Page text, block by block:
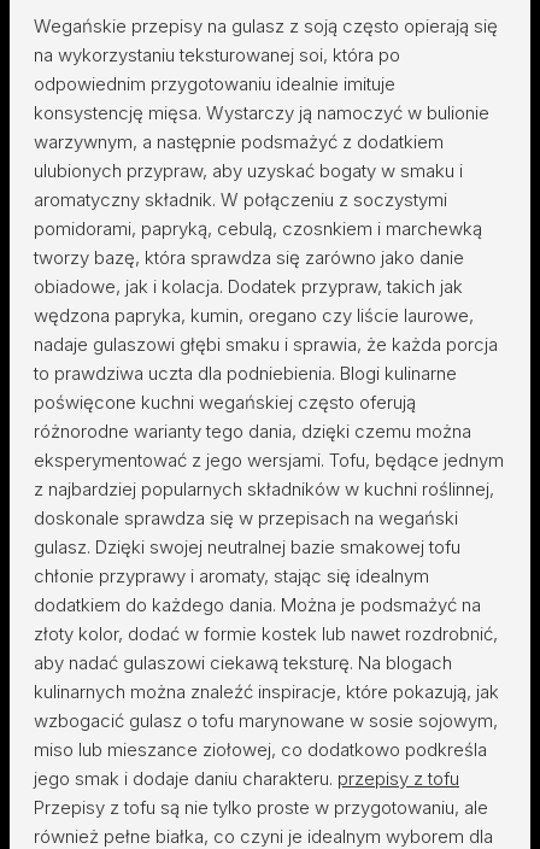
Wegańskie przepisy na gulasz z soją często opierają się
na wykorzystaniu teksturowanej soi, która po
odpowiednim przygotowaniu idealnie imituje
konsystencję mięsa. Wystarczy ją namoczyć w bulionie
warzywnym, a następnie podsmażyć z dodatkiem
ulubionych przypraw, aby uzyskać bogaty w smaku i
aromatyczny składnik. W połączeniu z soczystymi
pomidorami, papryką, cebulą, czosnkiem i marchewką
tworzy bazę, która sprawdza się zarówno jako danie
obiadowe, jak i kolacja. Dodatek przypraw, takich jak
wędzona papryka, kumin, oregano czy liście laurowe,
nadaje gulaszowi głębi smaku i sprawia, że każda porcja
to prawdziwa uczta dla podniebienia. Blogi kulinarne
poświęcone kuchni wegańskiej często oferują
różnorodne warianty tego dania, dzięki czemu można
eksperymentować z jego wersjami. Tofu, będące jednym
z najbardziej popularnych składników w kuchni roślinnej,
doskonale sprawdza się w przepisach na wegański
gulasz. Dzięki swojej neutralnej bazie smakowej tofu
chłonie przyprawy i aromaty, stając się idealnym
dodatkiem do każdego dania. Można je podsmażyć na
złoty kolor, dodać w formie kostek lub nawet rozdrobnić,
aby nadać gulaszowi ciekawą teksturę. Na blogach
kulinarnych można znaleźć inspiracje, które pokazują, jak
wzbogacić gulasz o tofu marynowane w sosie sojowym,
miso lub mieszance ziołowej, co dodatkowo podkreśla
jego smak i dodaje daniu charakteru. przepisy z tofu
Przepisy z tofu są nie tylko proste w przygotowaniu, ale
również pełne białka, co czyni je idealnym wyborem dla